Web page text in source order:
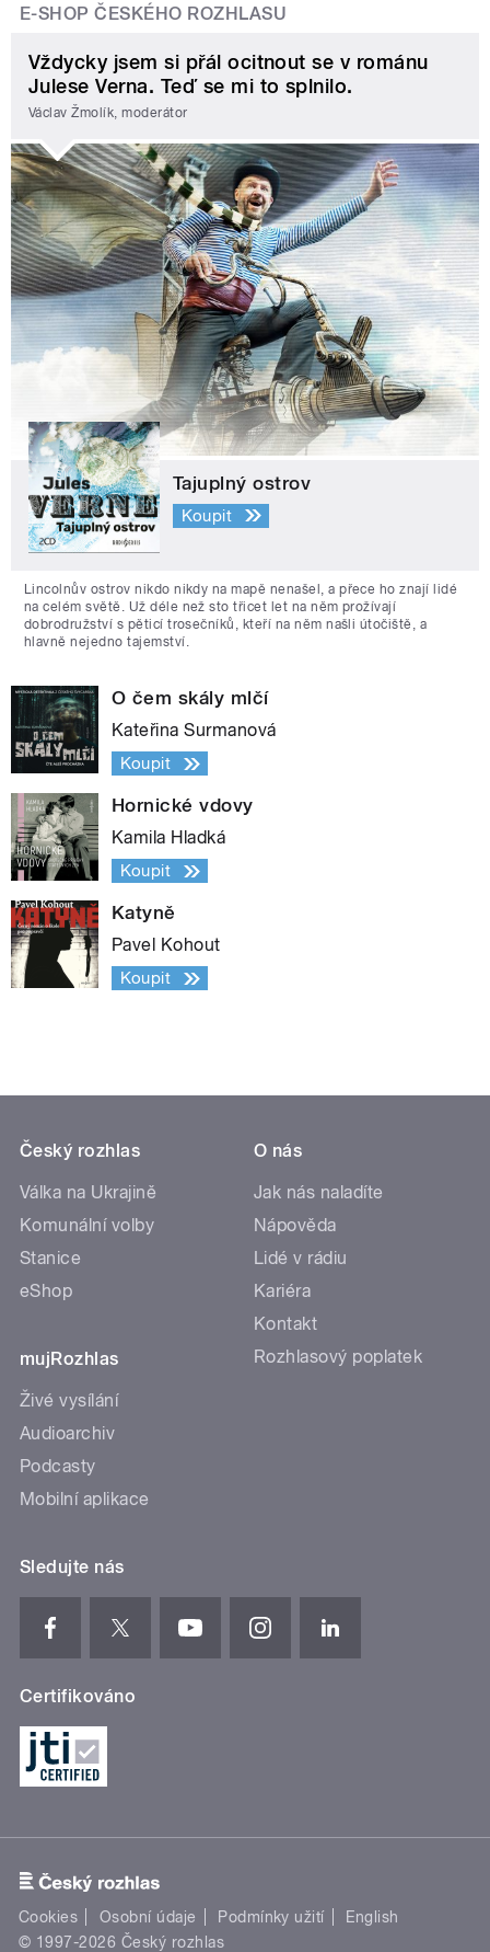
E-SHOP ČESKÉHO ROZHLASU
Vždycky jsem si přál ocitnout se v románu
Julese Verna. Teď se mi to splnilo.
Václav Žmolík, moderátor
Tajuplný ostrov
Koupit
Lincolnův ostrov nikdo nikdy na mapě nenašel, a přece ho znají lidé
na celém světě. Už déle než sto třicet let na něm prožívají
dobrodružství s pěticí trosečníků, kteří na něm našli útočiště, a
hlavně nejedno tajemství.
O čem skály mlčí
Kateřina Surmanová
Koupit
Hornické vdovy
Kamila Hladká
Koupit
Katyně
Pavel Kohout
Koupit
Český rozhlas
Válka na Ukrajině
Komunální volby
Stanice
eShop
mujRozhlas
Živé vysílání
Audioarchiv
Podcasty
Mobilní aplikace
O nás
Jak nás naladíte
Nápověda
Lidé v rádiu
Kariéra
Kontakt
Rozhlasový poplatek
Sledujte nás
Certifikováno
Cookies Osobní údaje Podmínky užití
English
© 1997-2026 Český rozhlas